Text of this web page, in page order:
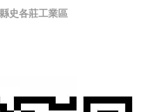
史各莊工業區